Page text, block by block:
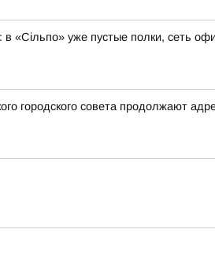
«Сільпо» уже пустые полки, сеть
городского совета продолжают